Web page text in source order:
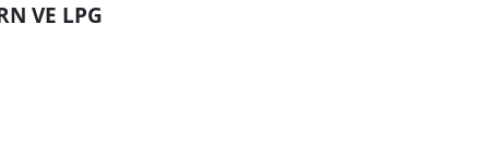
VE LPG